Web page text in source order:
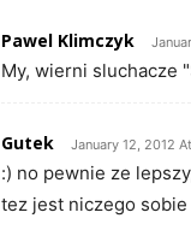
Pawel Klimczyk
My, wierni sluchacze
Gutek January 12, 2012
:) no pewnie ze
tez jest niczego sobie